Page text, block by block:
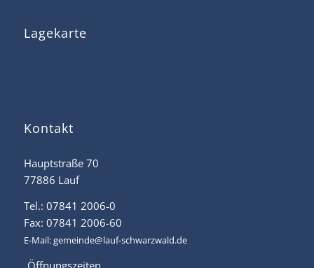
Lagekarte
Kontakt
Hauptstraße 70
77886 Lauf
Tel.: 07841 2006-0
Fax: 07841 2006-60
E-Mail:gemeinde@lauf-schwarzwald.de
Öffnungszeiten